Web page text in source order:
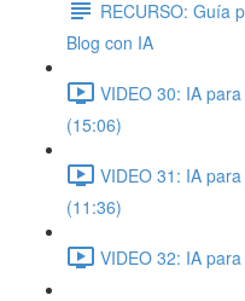
RECURSO: Guía
Blog con IA
VIDEO 30: IA
(15:06)
VIDEO 31: IA
(11:36)
VIDEO 32: IA